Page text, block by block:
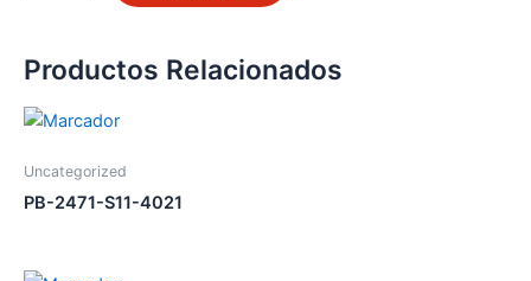
Productos Relacionados
Uncategorized
PB-2471-S11-4021